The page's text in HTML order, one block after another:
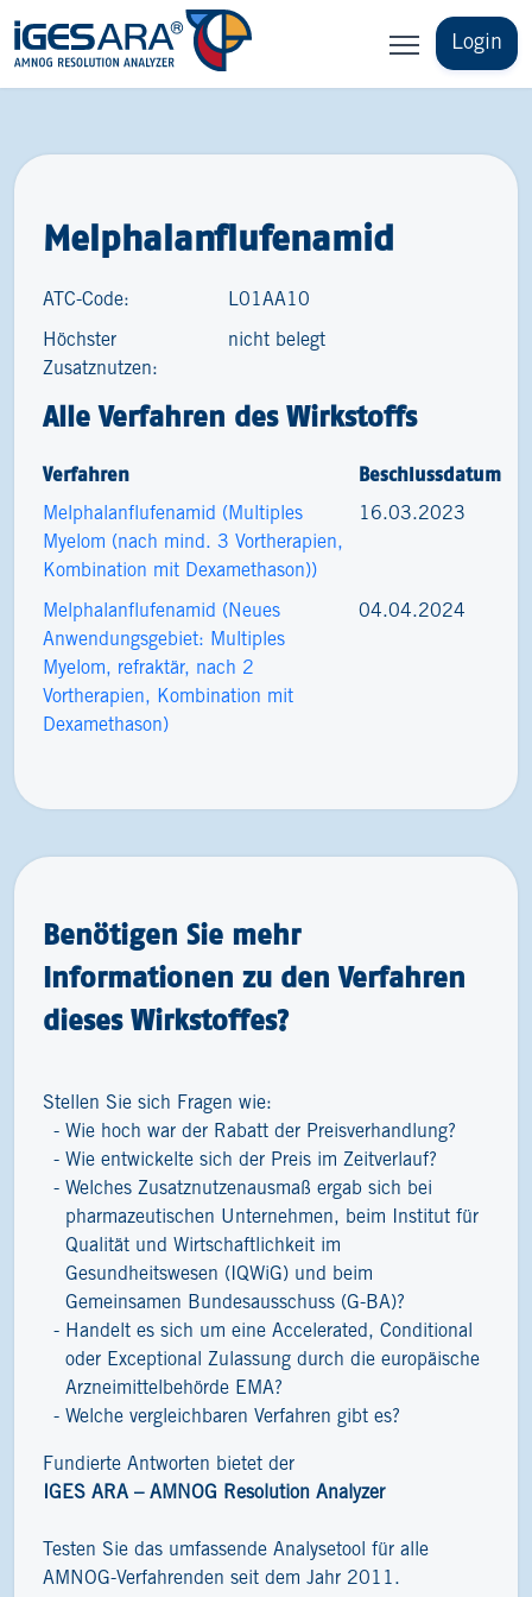
Login
Melphalanflufenamid
ATC-Code: L01AA10
Höchster
Zusatznutzen:
nicht belegt
Alle Verfahren des Wirkstoffs
Verfahren Beschlussdatum
Melphalanflufenamid (Multiples
Myelom (nach mind. 3 Vortherapien,
Kombination mit Dexamethason))
16.03.2023
Melphalanflufenamid (Neues
Anwendungsgebiet: Multiples
Myelom, refraktär, nach 2
Vortherapien, Kombination mit
Dexamethason)
04.04.2024
Benötigen Sie mehr
Informationen zu den Verfahren
dieses Wirkstoffes?
Stellen Sie sich Fragen wie:
Wie hoch war der Rabatt der Preisverhandlung?
Wie entwickelte sich der Preis im Zeitverlauf?
Welches Zusatznutzenausmaß ergab sich bei
pharmazeutischen Unternehmen, beim Institut für
Qualität und Wirtschaftlichkeit im
Gesundheitswesen (IQWiG) und beim
Gemeinsamen Bundesausschuss (G-BA)?
Handelt es sich um eine Accelerated, Conditional
oder Exceptional Zulassung durch die europäische
Arzneimittelbehörde EMA?
Welche vergleichbaren Verfahren gibt es?
Fundierte Antworten bietet der
IGES ARA – AMNOG Resolution Analyzer
Testen Sie das umfassende Analysetool für alle
AMNOG-Verfahrenden seit dem Jahr 2011.